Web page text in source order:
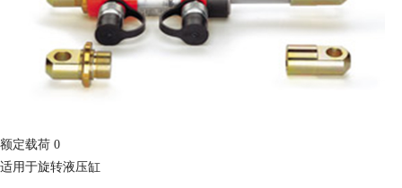
额定载荷 0
适用于旋转液压缸